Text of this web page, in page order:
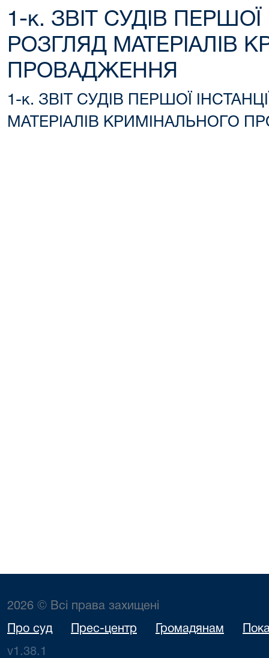
1-к. ЗВІТ СУДІВ ПЕРШОЇ
РОЗГЛЯД МАТЕРІАЛІВ
ПРОВАДЖЕННЯ
1-к. ЗВІТ СУДІВ ПЕРШОЇ
МАТЕРІАЛІВ КРИМІНАЛЬНОГО
2026 © Всі права захищені
Про суд Прес-центр Громадянам
v1.38.1